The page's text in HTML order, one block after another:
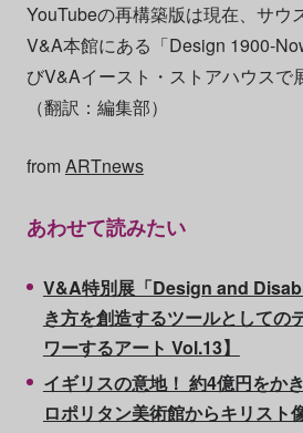
YouTubeの再構築版は現在、サウ
V&A本館にある「Design 1900-
びV&Aイースト・ストアハウスで
（翻訳：編集部）
fromARTnews
あわせて読みたい
V&A特別展「Design and
き方を創造するツールとしての
ワーするアート Vol.13】
イギリスの意地！ 約4億円をか
ロポリタン美術館からキリスト